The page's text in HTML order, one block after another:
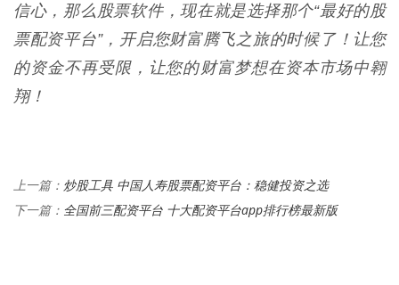
信心，那么股票软件，现在就是选择那个“最好的股
票配资平台”，开启您财富腾飞之旅的时候了！让您
的资金不再受限，让您的财富梦想在资本市场中翱
翔！
上一篇： 炒股工具 中国人寿股票配资平台：稳健投资之选
下一篇： 全国前三配资平台 十大配资平台app排行榜最新版